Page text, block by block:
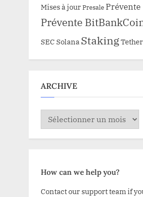
Mises à jourPresale Prévente
Prévente
SEC Solana StakingTether
ARCHIVE
ARCHIVE
How can we help you?
Contact our support team if